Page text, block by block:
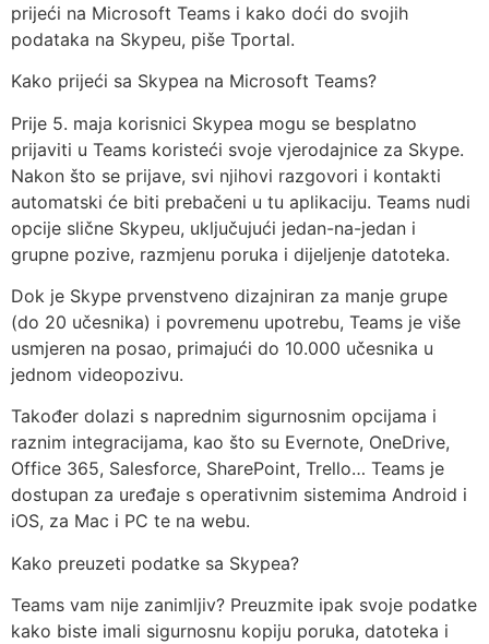
prijeći na Microsoft Teams i kako doći do svojih
podataka na Skypeu, piše Tportal.
Kako prijeći sa Skypea na Microsoft Teams?
Prije 5. maja korisnici Skypea mogu se besplatno
prijaviti u Teams koristeći svoje vjerodajnice za Skype.
Nakon što se prijave, svi njihovi razgovori i kontakti
automatski će biti prebačeni u tu aplikaciju. Teams nudi
opcije slične Skypeu, uključujući jedan-na-jedan i
grupne pozive, razmjenu poruka i dijeljenje datoteka.
Dok je Skype prvenstveno dizajniran za manje grupe
(do 20 učesnika) i povremenu upotrebu, Teams je više
usmjeren na posao, primajući do 10.000 učesnika u
jednom videopozivu.
Također dolazi s naprednim sigurnosnim opcijama i
raznim integracijama, kao što su Evernote, OneDrive,
Office 365, Salesforce, SharePoint, Trello… Teams je
dostupan za uređaje s operativnim sistemima Android i
iOS, za Mac i PC te na webu.
Kako preuzeti podatke sa Skypea?
Teams vam nije zanimljiv? Preuzmite ipak svoje podatke
kako biste imali sigurnosnu kopiju poruka, datoteka i